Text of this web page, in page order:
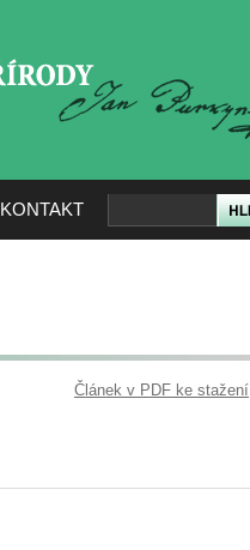
KONTAKT
Článek v PDF ke stažení